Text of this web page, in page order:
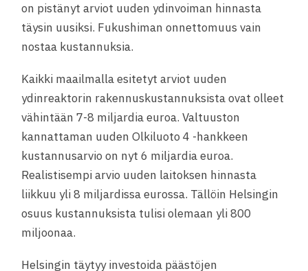
on pistänyt arviot uuden ydinvoiman hinnasta
täysin uusiksi. Fukushiman onnettomuus vain
nostaa kustannuksia.
Kaikki maailmalla esitetyt arviot uuden
ydinreaktorin rakennuskustannuksista ovat olleet
vähintään 7-8 miljardia euroa. Valtuuston
kannattaman uuden Olkiluoto 4 -hankkeen
kustannusarvio on nyt 6 miljardia euroa.
Realistisempi arvio uuden laitoksen hinnasta
liikkuu yli 8 miljardissa eurossa. Tällöin Helsingin
osuus kustannuksista tulisi olemaan yli 800
miljoonaa.
Helsingin täytyy investoida päästöjen